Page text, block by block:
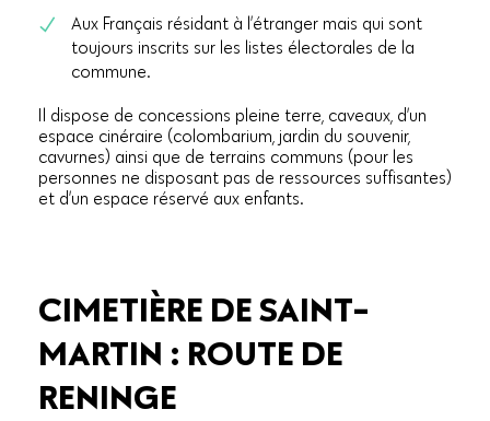
Aux Français résidant à l’étranger mais qui sont
toujours inscrits sur les listes électorales de la
commune.
Il dispose de concessions pleine terre, caveaux, d’un
espace cinéraire (colombarium, jardin du souvenir,
cavurnes) ainsi que de terrains communs (pour les
personnes ne disposant pas de ressources suffisantes)
et d’un espace réservé aux enfants.
CIMETIÈRE DE SAINT-
MARTIN : ROUTE DE
RENINGE